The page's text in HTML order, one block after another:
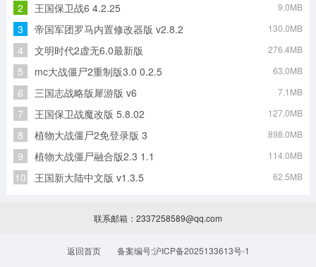
2 王国保卫战6 4.2.25 9.0MB
3 帝国军团罗马内置修改器版 v2.8.2 130.0MB
4 文明时代2虚无6.0最新版 276.4MB
5 mc大战僵尸2重制版3.0 0.2.5 63.0MB
6 三国志战略版犀游版 v6 7.1MB
7 王国保卫战魔改版 5.8.02 127.0MB
8 植物大战僵尸2免登录版 3 898.0MB
9 植物大战僵尸融合版2.3 1.1 114.0MB
10 王国新大陆中文版 v1.3.5 62.5MB
联系邮箱：2337258589@qq.com
返回首页 备案编号:沪ICP备2025133613号-1